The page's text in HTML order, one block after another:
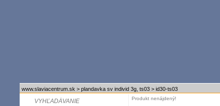
www.slaviacentrum.sk > plandavka sv individ 3g, ts03 > id30-ts03
Produkt nenájdený!